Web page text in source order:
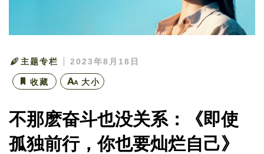
主题专栏 2023年8月18日
收藏 大小
不那麽奋斗也没关系：《即使
孤独前行，你也要灿烂自己》